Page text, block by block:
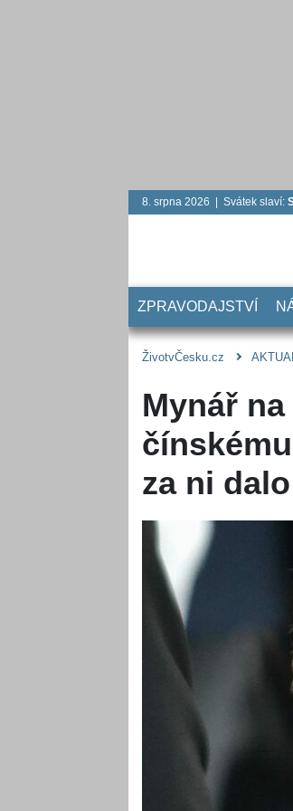
8. srpna 2026 | Svátek slaví:
ZPRAVODAJSTVÍ
ŽivotvČesku.cz
Mynář
za ni